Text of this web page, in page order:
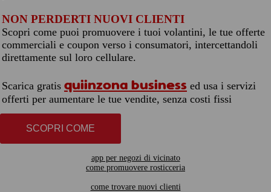
NON PERDERTI NUOVI CLIENTI
Scopri come puoi promuovere i tuoi volantini, le tue offerte
commerciali e coupon verso i consumatori, intercettandoli
direttamente sul loro cellulare.
Scarica gratis quiinzona business ed usa i servizi
offerti per aumentare le tue vendite, senza costi fissi
SCOPRI COME
app per negozi di vicinato
come promuovere rosticceria
come trovare nuovi clienti